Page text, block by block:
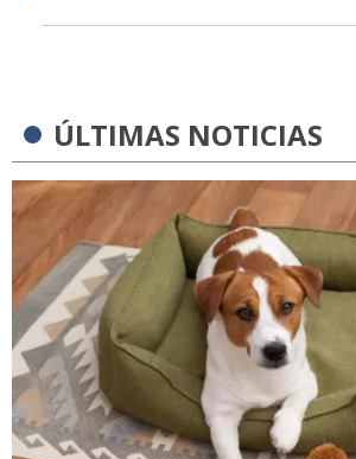
ÚLTIMAS NOTICIAS